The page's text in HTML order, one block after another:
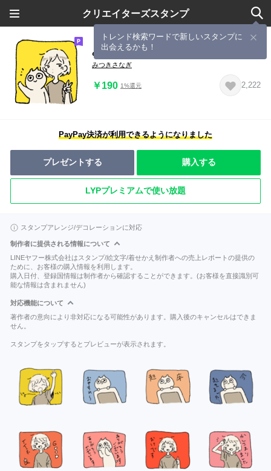
クリエイターズスタンプ
トレンド検索ワードで新しいスタンプに
出会えるかも！
みつきさなぎのスタンプ
みつきさなぎ
￥190 1%還元 2,222
PayPay決済が利用できるようになりました
プレゼントする 購入する
LYPプレミアムで使い放題
スタンプアレンジ/デコレーションに対応
制作者に提供される情報について
LINEヤフー株式会社はスタンプ/絵文字/着せかえ制作者への売上レポートの提供の
ために、お客様の購入情報を利用します。
購入日付、登録国情報は制作者から確認することができます。(お客様を直接識別可
能な情報は含まれません)
対応機能について
著作者の意向により非対応になる可能性があります。購入後のキャンセルはできま
せん。
スタンプをタップするとプレビューが表示されます。